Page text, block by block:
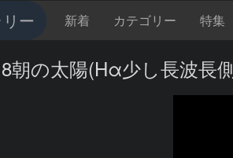
ー 新着 カテゴリー 特集
朝の太陽(Hα少し長波長